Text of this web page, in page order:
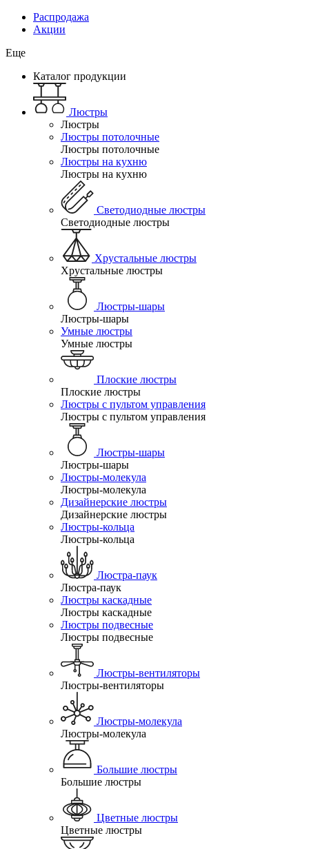
Распродажа
Акции
Еще
Каталог продукции
Люстры
Люстры
Люстры потолочные
Люстры потолочные
Люстры на кухню
Люстры на кухню
Светодиодные люстры
Светодиодные люстры
Хрустальные люстры
Хрустальные люстры
Люстры-шары
Люстры-шары
Умные люстры
Умные люстры
Плоские люстры
Плоские люстры
Люстры с пультом управления
Люстры с пультом управления
Люстры-шары
Люстры-шары
Люстры-молекула
Люстры-молекула
Дизайнерские люстры
Дизайнерские люстры
Люстры-кольца
Люстры-кольца
Люстра-паук
Люстра-паук
Люстры каскадные
Люстры каскадные
Люстры подвесные
Люстры подвесные
Люстры-вентиляторы
Люстры-вентиляторы
Люстры-молекула
Люстры-молекула
Большие люстры
Большие люстры
Цветные люстры
Цветные люстры